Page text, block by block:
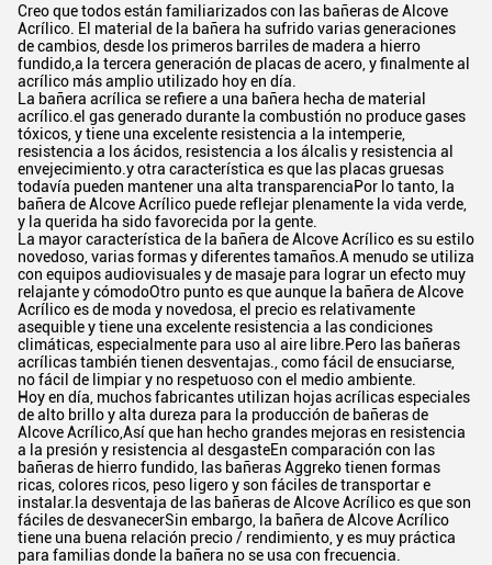
Creo que todos están familiarizados con las bañeras de Alcove
Acrílico. El material de la bañera ha sufrido varias generaciones
de cambios, desde los primeros barriles de madera a hierro
fundido,a la tercera generación de placas de acero, y finalmente al
acrílico más amplio utilizado hoy en día.
La bañera acrílica se refiere a una bañera hecha de material
acrílico.el gas generado durante la combustión no produce gases
tóxicos, y tiene una excelente resistencia a la intemperie,
resistencia a los ácidos, resistencia a los álcalis y resistencia al
envejecimiento.y otra característica es que las placas gruesas
todavía pueden mantener una alta transparenciaPor lo tanto, la
bañera de Alcove Acrílico puede reflejar plenamente la vida verde,
y la querida ha sido favorecida por la gente.
La mayor característica de la bañera de Alcove Acrílico es su estilo
novedoso, varias formas y diferentes tamaños.A menudo se utiliza
con equipos audiovisuales y de masaje para lograr un efecto muy
relajante y cómodoOtro punto es que aunque la bañera de Alcove
Acrílico es de moda y novedosa, el precio es relativamente
asequible y tiene una excelente resistencia a las condiciones
climáticas, especialmente para uso al aire libre.Pero las bañeras
acrílicas también tienen desventajas., como fácil de ensuciarse,
no fácil de limpiar y no respetuoso con el medio ambiente.
Hoy en día, muchos fabricantes utilizan hojas acrílicas especiales
de alto brillo y alta dureza para la producción de bañeras de
Alcove Acrílico,Así que han hecho grandes mejoras en resistencia
a la presión y resistencia al desgasteEn comparación con las
bañeras de hierro fundido, las bañeras Aggreko tienen formas
ricas, colores ricos, peso ligero y son fáciles de transportar e
instalar.la desventaja de las bañeras de Alcove Acrílico es que son
fáciles de desvanecerSin embargo, la bañera de Alcove Acrílico
tiene una buena relación precio / rendimiento, y es muy práctica
para familias donde la bañera no se usa con frecuencia.